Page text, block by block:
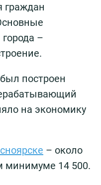
граждан
–
построен
на экономику
– около
минимуме 14 500.